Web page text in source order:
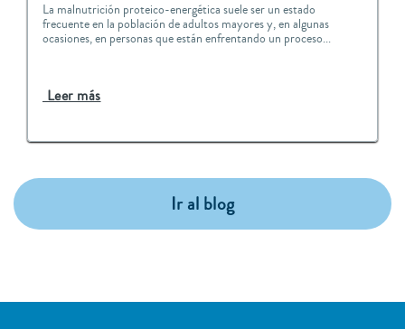
La malnutrición proteico-energética suele ser un estado
frecuente en la población de adultos mayores y, en algunas
ocasiones, en personas que están enfrentando un proceso...
Leer más
Ir al blog